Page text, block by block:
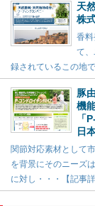
天
株
香
て
録されているこの地
豚
機
「
日
関節対応素材として
を背景にそのニーズ
に対し・・・【記事詳